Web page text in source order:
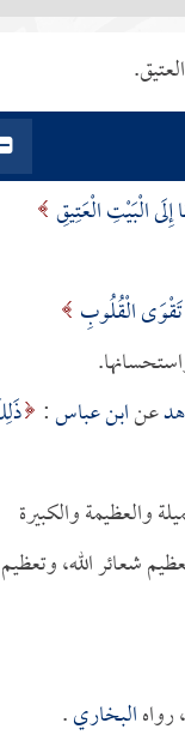
الْبَيْتِ الْعَتِيقِ
تَقْوَى الْقُلُوبِ
عنابن عباس:
والعظيمة والكبيرة
شعائر الله، وتعظيم
البخاري.